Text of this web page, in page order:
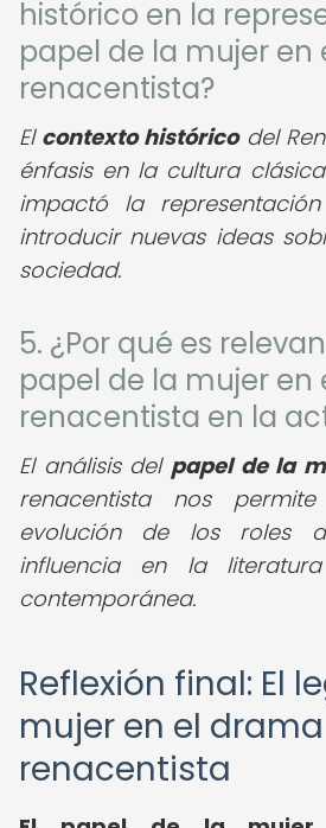
histórico en la
papel de la mujer en
renacentista?
El contexto históricodel
énfasis en la cultura
impactó la
introducir nuevas ideas
sociedad.
5. ¿Por qué es
papel de la mujer en
renacentista en la
El análisis del papel de la
renacentista nos
evolución de los roles
influencia en la
contemporánea.
Reflexión final: El
mujer en el drama
renacentista